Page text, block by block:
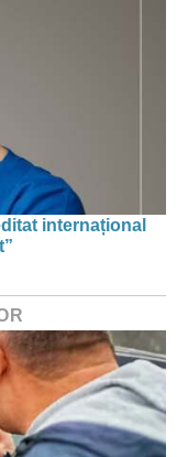
internațional